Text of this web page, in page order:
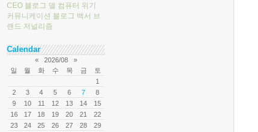
CEO 블로그 델 컴퓨터 위기
커뮤니케이션 블로그 백서 브
랜드 저널리즘
Calendar
« 2026/08
»
일
월 화 수 목 금
토
1
2
3 4 5 6 7
8
9
10 11 12 13 14
15
16
17 18 19 20 21
22
23
24 25 26 27 28 29